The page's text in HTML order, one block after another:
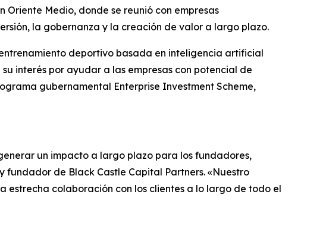
Medio, donde se reunió con empresas
la gobernanza y la creación de valor a largo plazo.
deportivo basada en inteligencia artificial
interés por ayudar a las empresas con potencial de
gubernamental Enterprise Investment Scheme,
un impacto a largo plazo para los fundadores,
fundador de Black Castle Capital Partners. «Nuestro
estrecha colaboración con los clientes a lo largo de todo el